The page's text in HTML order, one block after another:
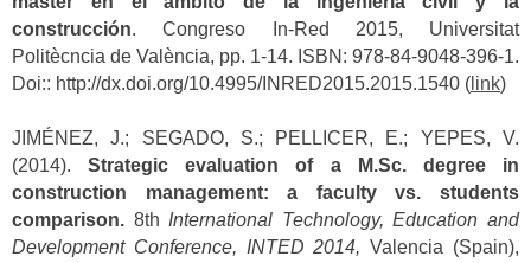
construcción. Congreso In-Red 2015, Universitat
Politècncia de València, pp. 1-14. ISBN: 978-84-9048-396-1.
Doi:: http://dx.doi.org/10.4995/INRED2015.2015.1540 ( link)
JIMÉNEZ, J.; SEGADO, S.; PELLICER, E.; YEPES, V.
(2014).Strategic evaluation of a M.Sc. degree in
construction management: a faculty vs. students
comparison. 8th International Technology, Education and
Development Conference, INTED 2014, Valencia (Spain),